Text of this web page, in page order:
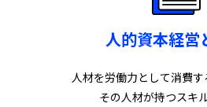
人的資本経営
人材を労働力として消費す
その人材が持つスキ